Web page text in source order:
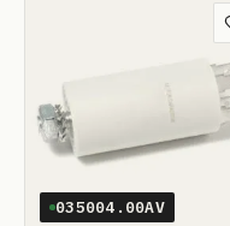
035004.00AV